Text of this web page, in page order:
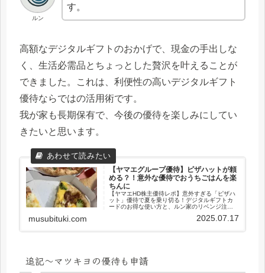
ルン
す。
高額なデジタルギフトのおかげで、現金の手出しな
く、生活必需品とちょっとした贅沢を叶えることが
できました。これは、利便性の高いデジタルギフト
優待ならではの活用術です。
我が家も長期保有で、今後の優待を楽しみにしてい
きたいと思います。
【ヤマエグループ優待】ピザハットが頼
める？！意外な優待でおうちごはんを楽
ちんに
【ヤマエHD株主優待レポ】意外すぎる「ピザハ
ット」優待で夏を乗り切る！デジタルギフトカ
ードのお得な使い方と、ルン家のリベンジ注文
musubituki.com 2025.07.17
追記～マツキヨの優待も申請